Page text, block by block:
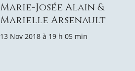
Marie-Josée Alain &
Marielle Arsenault
13 Nov 2018 à 19 h 05 min